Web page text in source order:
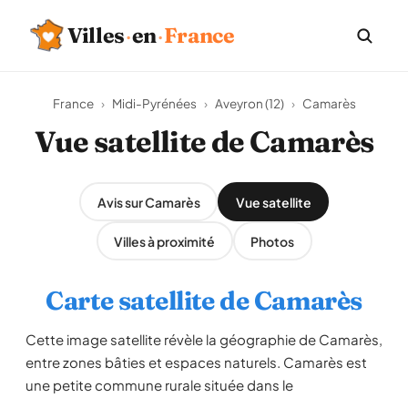
Villes·en·France
France › Midi-Pyrénées › Aveyron (12) › Camarès
Vue satellite de Camarès
Avis sur Camarès Vue satellite
Villes à proximité Photos
Carte satellite de Camarès
Cette image satellite révèle la géographie de Camarès,
entre zones bâties et espaces naturels. Camarès est
une petite commune rurale située dans le